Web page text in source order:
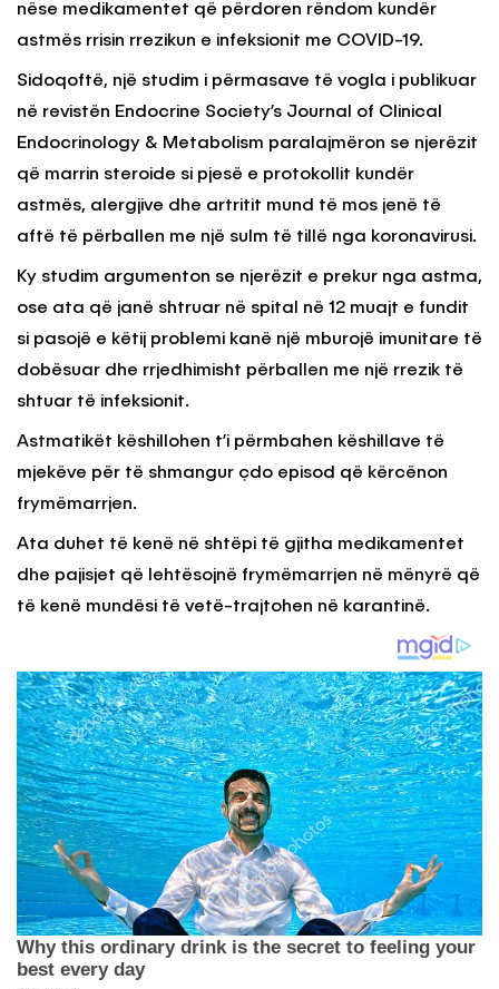
nëse medikamentet që përdoren rëndom kundër
astmës rrisin rrezikun e infeksionit me COVID-19.
Sidoqoftë, një studim i përmasave të vogla i publikuar
në revistën Endocrine Society’s Journal of Clinical
Endocrinology & Metabolism paralajmëron se njerëzit
që marrin steroide si pjesë e protokollit kundër
astmës, alergjive dhe artritit mund të mos jenë të
aftë të përballen me një sulm të tillë nga koronavirusi.
Ky studim argumenton se njerëzit e prekur nga astma,
ose ata që janë shtruar në spital në 12 muajt e fundit
si pasojë e këtij problemi kanë një mburojë imunitare të
dobësuar dhe rrjedhimisht përballen me një rrezik të
shtuar të infeksionit.
Astmatikët këshillohen t’i përmbahen këshillave të
mjekëve për të shmangur çdo episod që kërcënon
frymëmarrjen.
Ata duhet të kenë në shtëpi të gjitha medikamentet
dhe pajisjet që lehtësojnë frymëmarrjen në mënyrë që
të kenë mundësi të vetë-trajtohen në karantinë.